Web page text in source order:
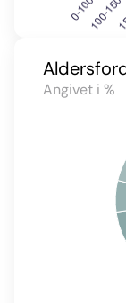
Angivet i %